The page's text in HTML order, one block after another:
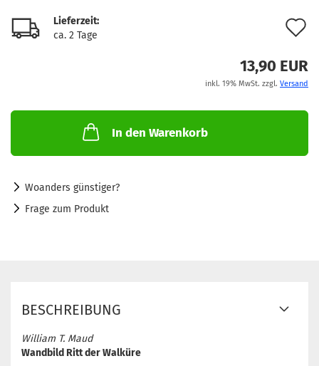
Lieferzeit:
ca. 2 Tage
13,90 EUR
inkl. 19% MwSt. zzgl. Versand
In den Warenkorb
Woanders günstiger?
Frage zum Produkt
BESCHREIBUNG
William T. Maud
Wandbild Ritt der Walküre